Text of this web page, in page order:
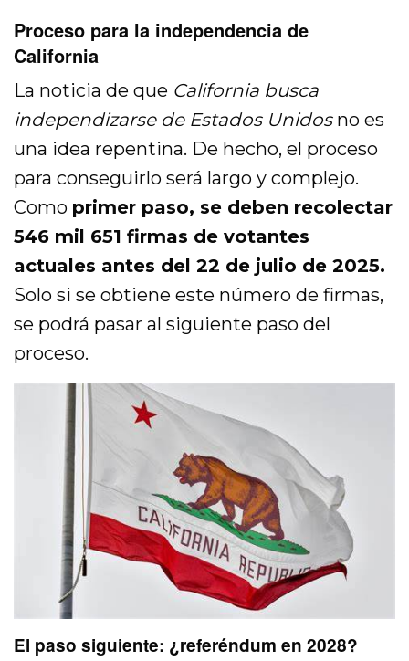
Proceso para la independencia de
California
La noticia de que California busca
independizarse de Estados Unidosno es
una idea repentina. De hecho, el proceso
para conseguirlo será largo y complejo.
Como primer paso, se deben recolectar
546 mil 651 firmas de votantes
actuales antes del 22 de julio de 2025.
Solo si se obtiene este número de firmas,
se podrá pasar al siguiente paso del
proceso.
El paso siguiente: ¿referéndum en 2028?